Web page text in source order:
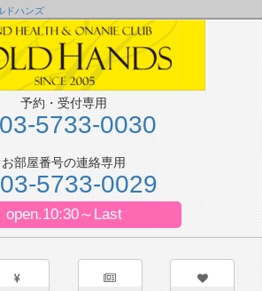
ドハンズ
予約・受付専用
03-5733-0030
お部屋番号の連絡専用
03-5733-0029
open.10:30～Last